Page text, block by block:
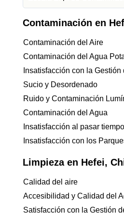
Contaminación en
Contaminación del Aire
Contaminación del Agua
Insatisfacción con la
Sucio y Desordenado
Ruido y Contaminación
Contaminación del Agua
Insatisfacción al pasar
Insatisfacción con los
Limpieza en Hefei,
Calidad del aire
Accesibilidad y Calidad del
Satisfacción con la Gestión